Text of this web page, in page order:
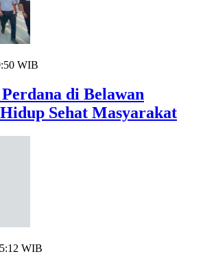
WIB
di Belawan
Sehat Masyarakat
WIB